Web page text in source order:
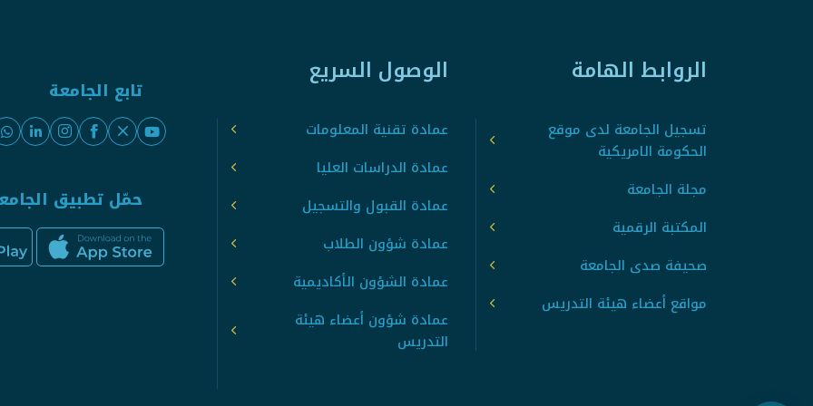
الروابط الهامة
تسجيل الجامعة لدى موقع
الحكومة الامريكية
مجلة الجامعة
المكتبة الرقمية
صحيفة صدى الجامعة
مواقع أعضاء هيئة التدريس
الوصول السريع
عمادة تقنية المعلومات
عمادة الدراسات العليا
عمادة القبول والتسجيل
عمادة شؤون الطلاب
عمادة الشؤون الأكاديمية
عمادة شؤون أعضاء هيئة
التدريس
تابع الجامعة
حمّل تطبيق